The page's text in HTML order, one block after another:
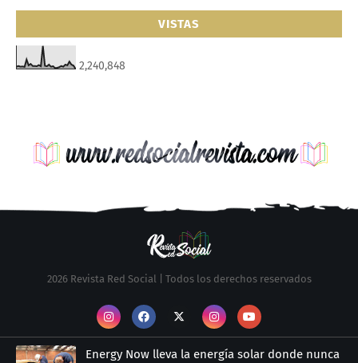
VISTAS
2,240,848
2026 Revista Red Social | Todos los derechos reservados
Energy Now lleva la energía solar donde nunca